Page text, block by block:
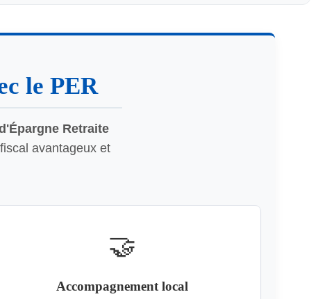
le PER
Retraite
avantageux et
🤝
Accompagnement local